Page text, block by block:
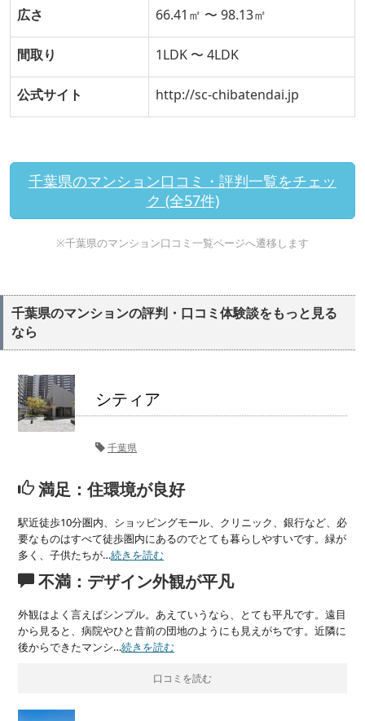
広さ 66.41㎡ 〜 98.13㎡
間取り 1LDK 〜 4LDK
公式サイト http://sc-chibatendai.jp
千葉県のマンション口コミ・評判一覧をチェッ
ク (全57件)
※千葉県のマンション口コミ一覧ページへ遷移します
千葉県のマンションの評判・口コミ体験談をもっと見る
なら
シティア
千葉県
満足：住環境が良好
駅近徒歩10分圏内、ショッピングモール、クリニック、銀行など、必
要なものはすべて徒歩圏内にあるのでとても暮らしやすいです。緑が
多く、子供たちが…続きを読む
不満：デザイン外観が平凡
外観はよく言えばシンプル。あえていうなら、とても平凡です。遠目
から見ると、病院やひと昔前の団地のようにも見えがちです。近隣に
後からできたマンシ…続きを読む
口コミを読む